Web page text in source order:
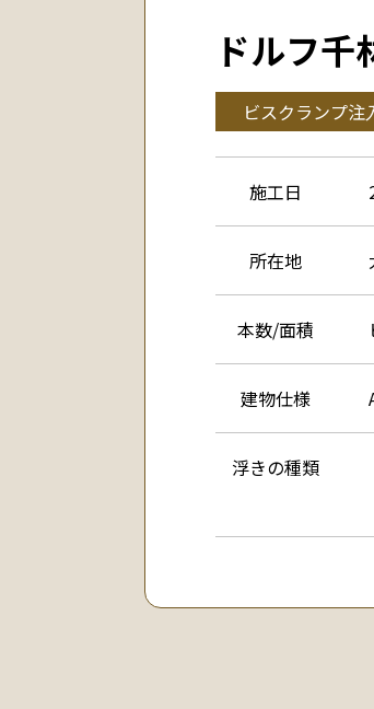
ドルフ千
ビスクランプ注
施工日
所在地
本数/面積
建物仕様
浮きの種類